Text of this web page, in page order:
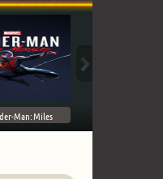
Man: Miles